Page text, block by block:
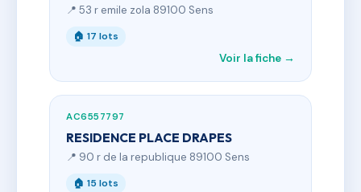
📍 53 r emile zola 89100 Sens
🏠 17 lots
Voir la fiche →
AC6557797
RESIDENCE PLACE DRAPES
📍 90 r de la republique 89100 Sens
🏠 15 lots